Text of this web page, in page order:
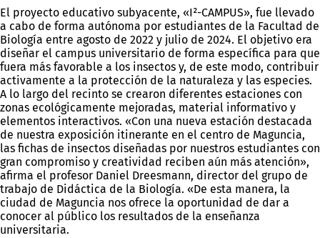
El proyecto educativo subyacente, «I²-CAMPUS», fue llevado
a cabo de forma autónoma por estudiantes de la Facultad de
Biología entre agosto de 2022 y julio de 2024. El objetivo era
diseñar el campus universitario de forma específica para que
fuera más favorable a los insectos y, de este modo, contribuir
activamente a la protección de la naturaleza y las especies.
A lo largo del recinto se crearon diferentes estaciones con
zonas ecológicamente mejoradas, material informativo y
elementos interactivos. «Con una nueva estación destacada
de nuestra exposición itinerante en el centro de Maguncia,
las fichas de insectos diseñadas por nuestros estudiantes con
gran compromiso y creatividad reciben aún más atención»,
afirma el profesor Daniel Dreesmann, director del grupo de
trabajo de Didáctica de la Biología. «De esta manera, la
ciudad de Maguncia nos ofrece la oportunidad de dar a
conocer al público los resultados de la enseñanza
universitaria.